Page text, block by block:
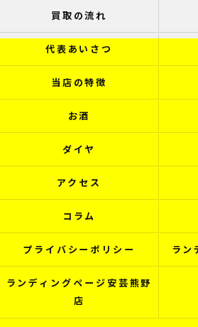
買取の流れ
代表あいさつ
当店の特徴
お酒
ダイヤ
アクセス
コラム
プライバシーポリシー ラン
ランディングページ安芸熊野
店